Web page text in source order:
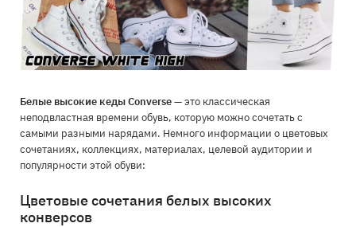
Белые высокие кеды Converse— это классическая
неподвластная времени обувь, которую можно сочетать с
самыми разными нарядами. Немного информации о цветовых
сочетаниях, коллекциях, материалах, целевой аудитории и
популярности этой обуви:
Цветовые сочетания белых высоких
конверсов